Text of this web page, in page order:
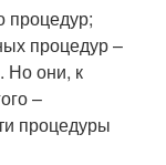
процедур;
процедур –
Но они, к
–
процедуры